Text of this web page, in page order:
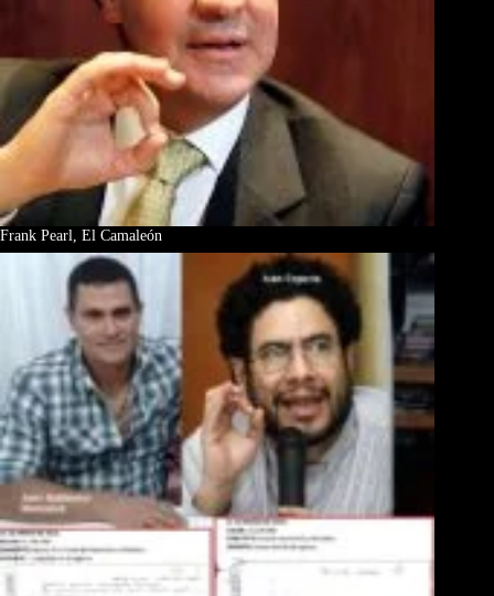
Frank Pearl, El Camaleón